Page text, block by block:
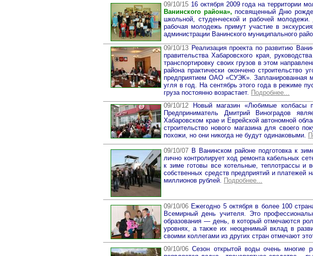
09/10/15 16 октября 2009 года на территории
Ванинского района», посвященный Дню
школьной, студенческой и рабочей
рабочая молодежь примут участие в
администрации Ванинского муниципального
09/10/13 Реализация проекта по развитию
правительства Хабаровского края,
транспортировку своих грузов в этом
района практически окончено строительство
предприятием ОАО «СУЭК». Запланированная
угля в год. На сентябрь этого года в режиме
груза постоянно возрастает. Подробнее...
09/10/12 Новый магазин «Любимые колбасы
Предприниматель Дмитрий Виноградов
Хабаровском крае и Еврейской автономной
строительство нового магазина для своего
похожи, но они никогда не будут одинаковыми.
09/10/07 В Ванинском районе подготовка к
лично контролирует ход ремонта кабельных
к зиме готовы все котельные, теплотрассы и
собственных средств предприятий и платежей
миллионов рублей. Подробнее...
09/10/06 Ежегодно 5 октября в более 100
Всемирный день учителя. Это
образования — день, в который отмечаются
уровнях, а также их неоценимый вклад в
своими коллегами из других стран отмечают
09/10/06 Сезон открытой воды очень